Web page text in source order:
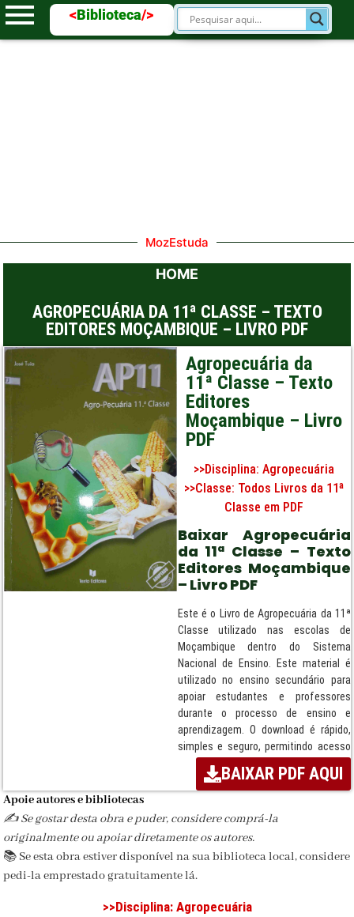
<Biblioteca/>
MozEstuda
HOME
AGROPECUÁRIA DA 11ª CLASSE – TEXTO
EDITORES MOÇAMBIQUE – LIVRO PDF
Agropecuária da
11ª Classe – Texto
Editores
Moçambique – Livro
PDF
>>Disciplina:Agropecuária
>>Classe: Todos Livros da 11ª
Classe em PDF
Baixar Agropecuária
da 11ª Classe – Texto
Editores Moçambique
– Livro PDF
Este é o Livro de Agropecuária da 11ª
Classe utilizado nas escolas de
Moçambique dentro do Sistema
Nacional de Ensino. Este material é
utilizado no ensino secundário para
apoiar estudantes e professores
durante o processo de ensino e
aprendizagem. O download é rápido,
simples e seguro, permitindo acesso
imediato ao PDF. Instituição
responsável: Texto Editores.
Agropecuária, ensino secundário,
Moçambique, MEC, Sistema Nacional
de Ensino, Texto Editores, Download
seguro, PDF escolar.
Disciplina:Agropecuária
BAIXAR PDF AQUI
Apoie autores e bibliotecas
✍️ Se gostar desta obra e puder, considere comprá-la
originalmente ou apoiar diretamente os autores.
📚 Se esta obra estiver disponível na sua biblioteca local, considere
pedi-la emprestado gratuitamente lá.
>>Disciplina: Agropecuária